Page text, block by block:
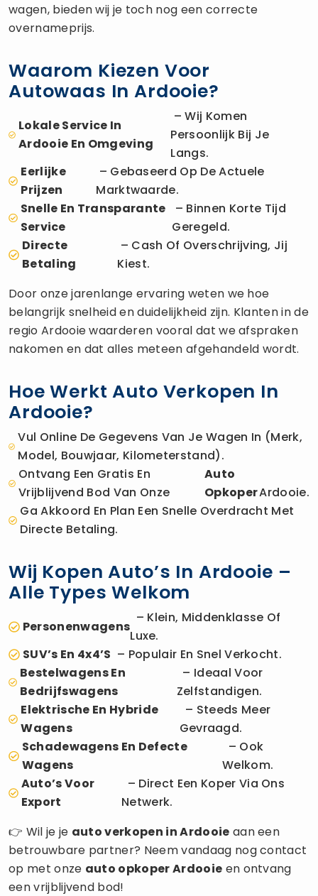
wagen, bieden wij je toch nog een correcte
overnameprijs.
Waarom Kiezen Voor
Autowaas In Ardooie?
Lokale Service In
Ardooie En Omgeving
– Wij Komen
Persoonlijk Bij Je
Langs.
Eerlijke
Prijzen
– Gebaseerd Op De Actuele
Marktwaarde.
Snelle En Transparante
Service
– Binnen Korte Tijd
Geregeld.
Directe
Betaling
– Cash Of Overschrijving, Jij
Kiest.
Door onze jarenlange ervaring weten we hoe
belangrijk snelheid en duidelijkheid zijn. Klanten in de
regio Ardooie waarderen vooral dat we afspraken
nakomen en dat alles meteen afgehandeld wordt.
Hoe Werkt Auto Verkopen In
Ardooie?
Vul Online De Gegevens Van Je Wagen In (merk,
Model, Bouwjaar, Kilometerstand).
Ontvang Een Gratis En
Vrijblijvend Bod Van Onze
Auto
OpkoperArdooie.
Ga Akkoord En Plan Een Snelle Overdracht Met
Directe Betaling.
Wij Kopen Auto’s In Ardooie –
Alle Types Welkom
Personenwagens
– Klein, Middenklasse Of
Luxe.
SUV’s En 4x4’s – Populair En Snel Verkocht.
Bestelwagens En
Bedrijfswagens
– Ideaal Voor
Zelfstandigen.
Elektrische En Hybride
Wagens
– Steeds Meer
Gevraagd.
Schadewagens En Defecte
Wagens
– Ook
Welkom.
Auto’s Voor
Export
– Direct Een Koper Via Ons
Netwerk.
👉 Wil je je auto verkopen in Ardooie aan een
betrouwbare partner? Neem vandaag nog contact
op met onze auto opkoperArdooie en ontvang
een vrijblijvend bod!